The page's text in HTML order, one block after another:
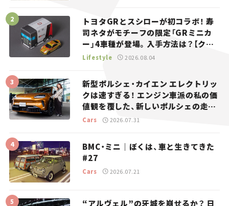
トヨタGRとスシローが初コラボ！ 寿
司ネタがモチーフの限定「GRミニカ
ー」4車種が登場。入手方法は？【クル
マとホビー】
Lifestyle 2026.08.04
新型ポルシェ・カイエン エレクトリッ
クは速すぎる！ エンジン車派の私の価
値観を覆した、新しいポルシェの走
り。
Cars 2026.07.31
BMC・ミニ｜ぼくは、車と生きてきた
#27
Cars 2026.07.21
“アルヴェル”の牙城を崩せるか？ 日